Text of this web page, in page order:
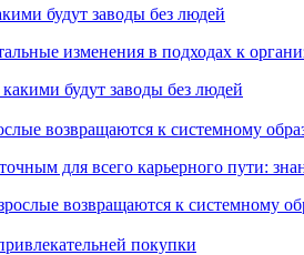
будут заводы без людей
изменения в подходах к
возвращаются к системному
для всего карьерного пути:
покупки